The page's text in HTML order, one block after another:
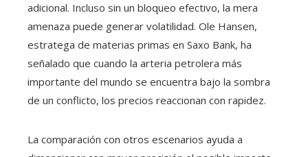
adicional. Incluso sin un bloqueo efectivo, la mera
amenaza puede generar volatilidad. Ole Hansen,
estratega de materias primas en Saxo Bank, ha
señalado que cuando la arteria petrolera más
importante del mundo se encuentra bajo la sombra
de un conflicto, los precios reaccionan con rapidez.
La comparación con otros escenarios ayuda a